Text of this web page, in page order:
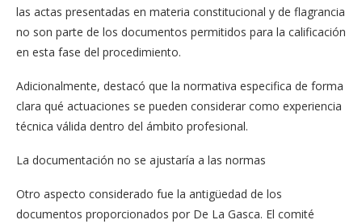
las actas presentadas en materia constitucional y de flagrancia
no son parte de los documentos permitidos para la calificación
en esta fase del procedimiento.
Adicionalmente, destacó que la normativa especifica de forma
clara qué actuaciones se pueden considerar como experiencia
técnica válida dentro del ámbito profesional.
La documentación no se ajustaría a las normas
Otro aspecto considerado fue la antigüedad de los
documentos proporcionados por De La Gasca. El comité